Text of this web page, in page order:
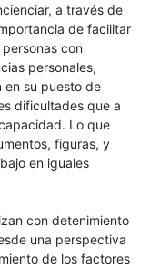
a través de
de facilitar
con
personales,
en su puesto de
dificultades que a
Lo que
figuras, y
en iguales
con detenimiento
una perspectiva
de los factores